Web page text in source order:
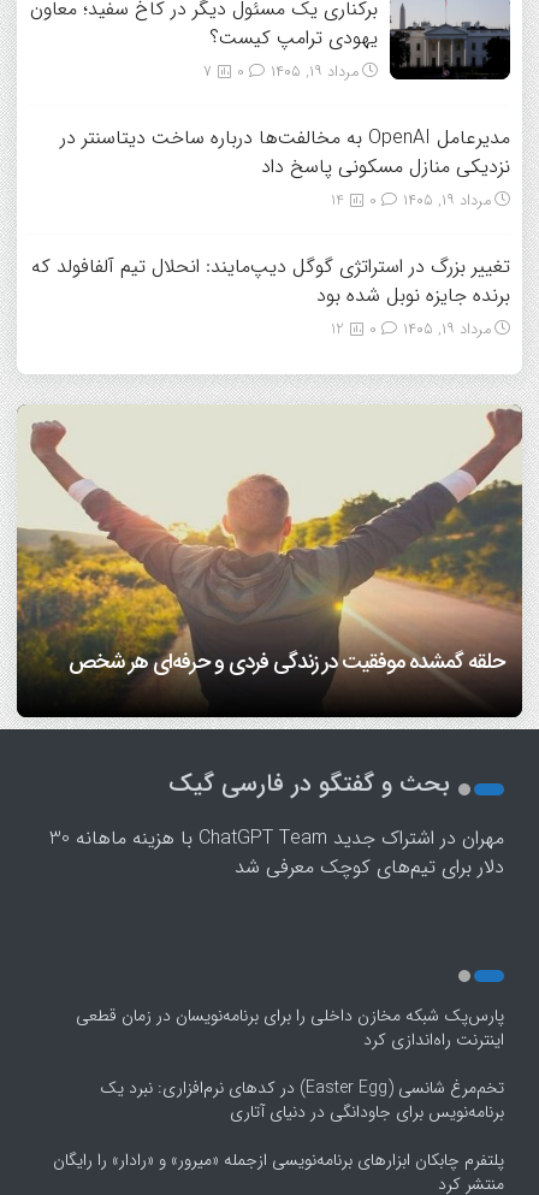
برکناری یک مسئول دیگر در کاخ سفید؛ معاون
یهودی ترامپ کیست؟
مرداد ۱۹, ۱۴۰۵ 7
مدیرعامل OpenAI به مخالفت‌ها درباره ساخت دیتاسنتر در
نزدیکی منازل مسکونی پاسخ داد
مرداد ۱۹, ۱۴۰۵ 14
تغییر بزرگ در استراتژی گوگل دیپ‌مایند: انحلال تیم آلفافولد که
برنده جایزه نوبل شده بود
مرداد ۱۹, ۱۴۰۵ 12
حلقه گمشده موفقیت در زندگی فردی و حرفه‌ای هر شخص
افراد مضطرب دنیا را متفاوت می بینند!
فرزندپروری با هوش مصنوعی صحیح است یا غلط؟
7 مهارتی که هم همسفر خوب می‌سازه، هم همسر خوب!/
اینفوگرافیک
دانشمندان بعد از سی سال تحقیق می گویند: عشق هم از قوانین
ریاضی پیروی می‌کند!/ ویدئو
1
بحث و گفتگو در فارسی گیک
مهران در
اشتراک جدید ChatGPT Team با هزینه ماهانه 30
دلار برای تیم‌های کوچک معرفی شد
پارس‌پک شبکه مخازن داخلی را برای برنامه‌نویسان در زمان قطعی
اینترنت راه‌اندازی کرد
تخم‌مرغ شانسی (Easter Egg) در کدهای نرم‌افزاری: نبرد یک
برنامه‌نویس برای جاودانگی در دنیای آتاری
پلتفرم چابکان ابزارهای برنامه‌نویسی ازجمله «میرور» و «رادار» را رایگان
منتشر کرد